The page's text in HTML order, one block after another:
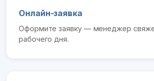
Онлайн-заявка
Оформите заявку — менеджер
рабочего дня.